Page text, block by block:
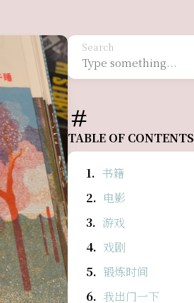
Search
TABLE OF CONTENTS
书籍
电影
游戏
戏剧
锻炼时间
我出门一下